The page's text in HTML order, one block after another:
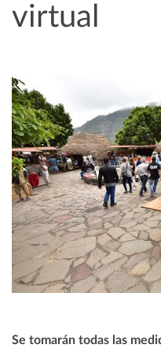
virtual
Se tomarán todas las